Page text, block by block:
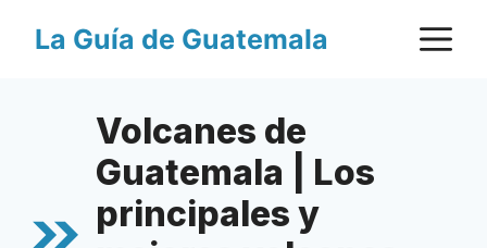
La Guía de Guatemala
Volcanes de
Guatemala | Los
principales y